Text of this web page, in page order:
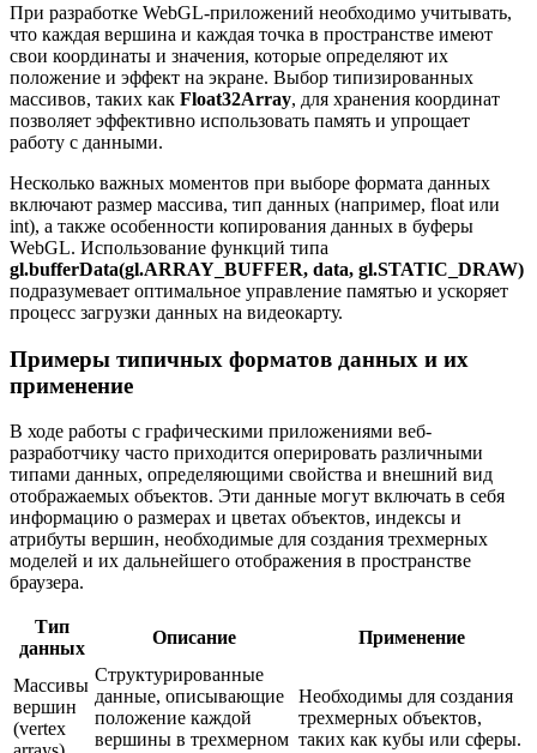
При разработке WebGL-приложений необходимо учитывать,
что каждая вершина и каждая точка в пространстве имеют
свои координаты и значения, которые определяют их
положение и эффект на экране. Выбор типизированных
массивов, таких как Float32Array, для хранения координат
позволяет эффективно использовать память и упрощает
работу с данными.
Несколько важных моментов при выборе формата данных
включают размер массива, тип данных (например, float или
int), а также особенности копирования данных в буферы
WebGL. Использование функций типа
gl.bufferData(gl.ARRAY_BUFFER, data, gl.STATIC_DRAW)
подразумевает оптимальное управление памятью и ускоряет
процесс загрузки данных на видеокарту.
Примеры типичных форматов данных и их
применение
В ходе работы с графическими приложениями веб-
разработчику часто приходится оперировать различными
типами данных, определяющими свойства и внешний вид
отображаемых объектов. Эти данные могут включать в себя
информацию о размерах и цветах объектов, индексы и
атрибуты вершин, необходимые для создания трехмерных
моделей и их дальнейшего отображения в пространстве
браузера.
Тип
данных
Описание Применение
Массивы
вершин
(vertex
Структурированные
данные, описывающие
положение каждой
вершины в трехмерном
Необходимы для создания
трехмерных объектов,
таких как кубы или сферы.